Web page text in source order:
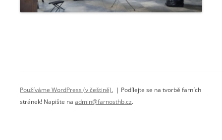
Používáme WordPress (v češtině). | Podílejte se na tvorbě farních
stránek! Napište na admin@farnosthb.cz.